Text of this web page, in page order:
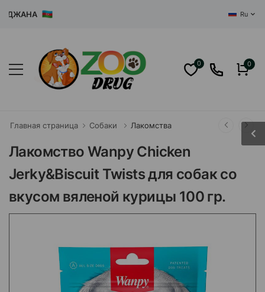
Ru
0 0
Главная страница Собаки Лакомства
Лакомство Wanpy Chicken
Jerky&Biscuit Twists для собак со
вкусом вяленой курицы 100 гр.